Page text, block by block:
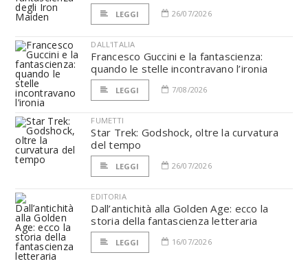
LEGGI 26/07/2026
DALL'ITALIA
Francesco Guccini e la fantascienza:
quando le stelle incontravano l’ironia
LEGGI 7/08/2026
FUMETTI
Star Trek: Godshock, oltre la curvatura
del tempo
LEGGI 26/07/2026
EDITORIA
Dall’antichità alla Golden Age: ecco la
storia della fantascienza letteraria
LEGGI 16/07/2026